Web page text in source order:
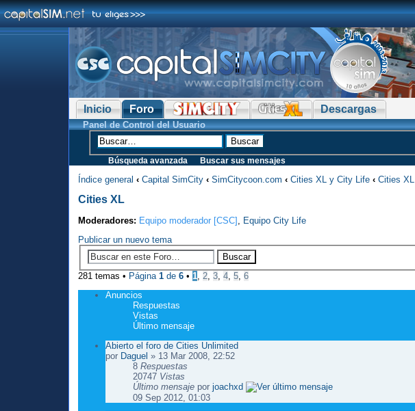
Inicio Foro Descargas
Panel de Control del Usuario
Búsqueda avanzada Buscar sus mensajes
Índice general ‹ Capital SimCity ‹ SimCitycoon.com ‹ Cities XL y City Life ‹ Cities XL
Cities XL
Moderadores: Equipo moderador [CSC]
Equipo City Life
Publicar un nuevo tema
281 temas • Página1 de6 •1,2,3,4,5,6
Anuncios
Respuestas
Vistas
Último mensaje
Abierto el foro de Cities Unlimited
por Daguel » 13 Mar 2008, 22:52
8Respuestas
20747 Vistas
Último mensaje porjoachxd
09 Sep 2012, 01:03